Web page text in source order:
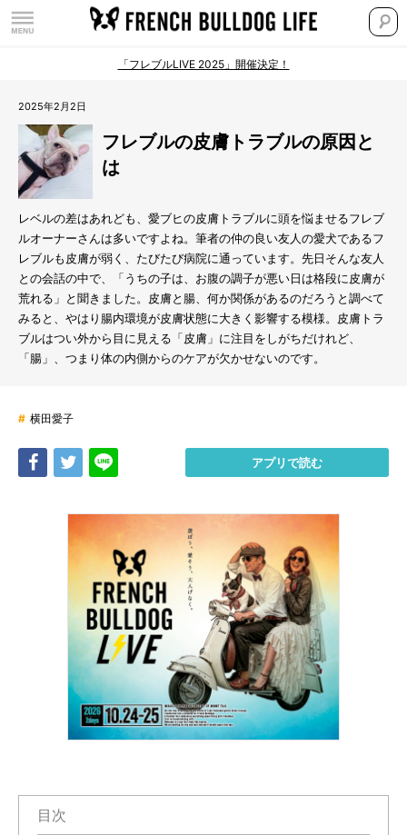
「フレブルLIVE 2025」開催決定！
2025年2月2日
フレブルの皮膚トラブルの原因と
は
レベルの差はあれども、愛ブヒの皮膚トラブルに頭を悩ませるフレブ
ルオーナーさんは多いですよね。筆者の仲の良い友人の愛犬であるフ
レブルも皮膚が弱く、たびたび病院に通っています。先日そんな友人
との会話の中で、「うちの子は、お腹の調子が悪い日は格段に皮膚が
荒れる」と聞きました。皮膚と腸、何か関係があるのだろうと調べて
みると、やはり腸内環境が皮膚状態に大きく影響する模様。皮膚トラ
ブルはつい外から目に見える「皮膚」に注目をしがちだけれど、
「腸」、つまり体の内側からのケアが欠かせないのです。
# 横田愛子
Share Tweet アプリで読む
目次